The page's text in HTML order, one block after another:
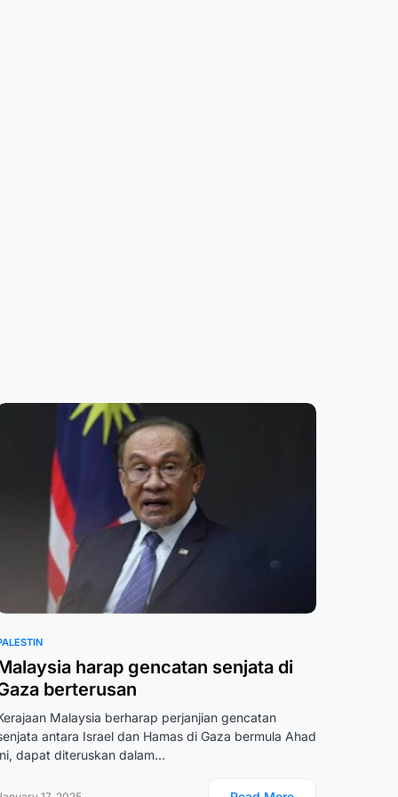
harap gencatan senjata di
berterusan
Malaysia berharap perjanjian gencatan
antara Israel dan Hamas di Gaza bermula Ahad
dapat diteruskan dalam…